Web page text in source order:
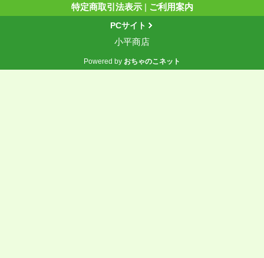
特定商取引法表示 | ご利用案内
PCサイト
小平商店
Powered by おちゃのこネット